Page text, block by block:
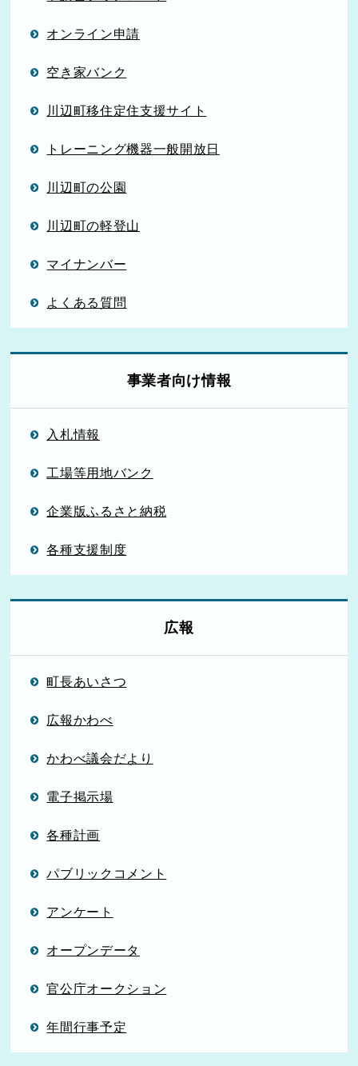
オンライン申請
空き家バンク
川辺町移住定住支援サイト
トレーニング機器一般開放日
川辺町の公園
川辺町の軽登山
マイナンバー
よくある質問
事業者向け情報
入札情報
工場等用地バンク
企業版ふるさと納税
各種支援制度
広報
町長あいさつ
広報かわべ
かわべ議会だより
電子掲示場
各種計画
パブリックコメント
アンケート
オープンデータ
官公庁オークション
年間行事予定